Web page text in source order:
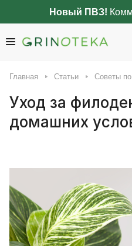
Новый ПВЗ!
Главная Статьи Советы
Уход за
домашних